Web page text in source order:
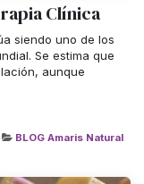
Clínica
siendo uno de los
Se estima que
aunque
BLOG Amaris Natural